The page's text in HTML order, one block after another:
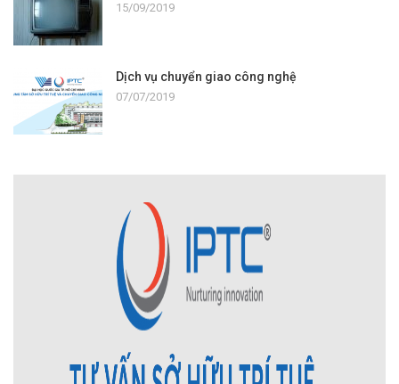
15/09/2019
Dịch vụ chuyển giao công nghệ
07/07/2019